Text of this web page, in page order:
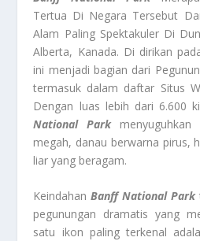
Tertua Di Negara Tersebut
Alam Paling Spektakuler Di
Alberta, Kanada. Di dirikan
ini menjadi bagian dari
termasuk dalam daftar Situs
Dengan luas lebih dari 6.600
National Parkmenyuguhkan
megah, danau berwarna pirus,
liar yang beragam.
KeindahanBanff National Park
pegunungan dramatis yang
satu ikon paling terkenal